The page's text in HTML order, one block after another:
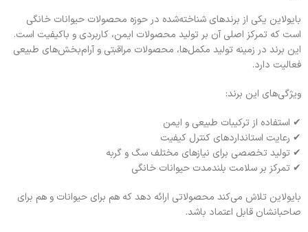
بایولاین یکی از برندهای شناخته‌شده در حوزه محصولات حیوانات خانگی
است که تمرکز اصلی آن بر تولید محصولات ایمن، کاربردی و باکیفیت است.
این برند در زمینه تولید مکمل‌ها، محصولات مراقبتی و آرام‌بخش‌های طبیعی
فعالیت دارد.
ویژگی‌های این برند:
✔ استفاده از ترکیبات طبیعی و ایمن
✔ رعایت استانداردهای کنترل کیفیت
✔ تولید تخصصی برای نیازهای مختلف سگ و گربه
✔ تمرکز بر سلامت بلندمدت حیوانات خانگی
بایولاین تلاش می‌کند محصولاتی ارائه دهد که هم برای حیوانات و هم برای
صاحبانشان قابل اعتماد باشد.